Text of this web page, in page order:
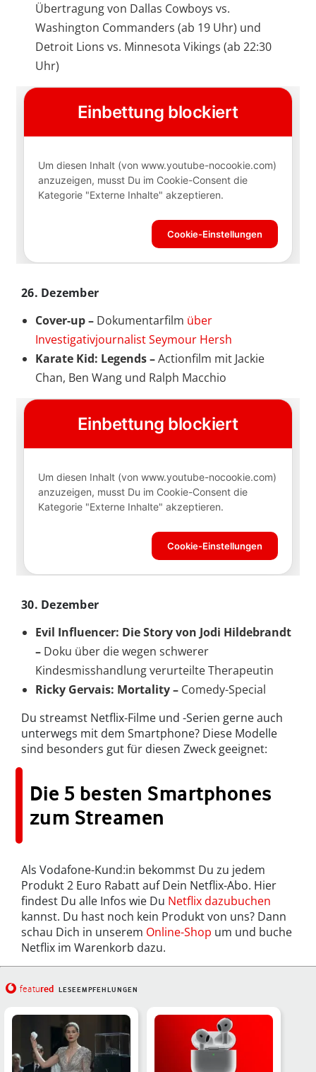
Übertragung von Dallas Cowboys vs.
Washington Commanders (ab 19 Uhr) und
Detroit Lions vs. Minnesota Vikings (ab 22:30
Uhr)
26. Dezember
Cover-up – Dokumentarfilm über
Investigativjournalist Seymour Hersh
Karate Kid: Legends –Actionfilm mit Jackie
Chan, Ben Wang und Ralph Macchio
30. Dezember
Evil Influencer: Die Story von Jodi Hildebrandt
– Doku über die wegen schwerer
Kindesmisshandlung verurteilte Therapeutin
Ricky Gervais: Mortality – Comedy-Special
Du streamst Netflix-Filme und -Serien gerne auch
unterwegs mit dem Smartphone? Diese Modelle
sind besonders gut für diesen Zweck geeignet:
Die 5 besten Smartphones
zum Streamen
Als Vodafone-Kund:in bekommst Du zu jedem
Produkt 2 Euro Rabatt auf Dein Netflix-Abo. Hier
findest Du alle Infos wie Du Netflix dazubuchen
kannst. Du hast noch kein Produkt von uns? Dann
schau Dich in unserem Online-Shop um und buche
Netflix im Warenkorb dazu.
featured LESEEMPFEHLUNGEN